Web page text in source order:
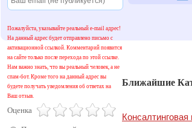
Пожалуйста, указывайте реальный e-mail адрес!
На данный адрес будет отправлено письмо с
активационной ссылкой. Комментарий появится
на сайте только после перехода по этой ссылке.
Нам важно знать, что вы реальный человек, а не
спам-бот. Кроме того на данный адрес вы
будете получать уведомления об ответах на
Ваш отзыв.
Оценка
Ближайшие
Консалтинговая